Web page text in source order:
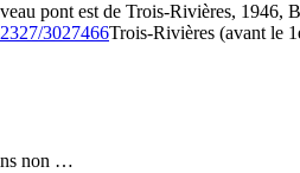
pont est de Trois-Rivières, 1946,
3027466Trois-Rivières (avant le
non …